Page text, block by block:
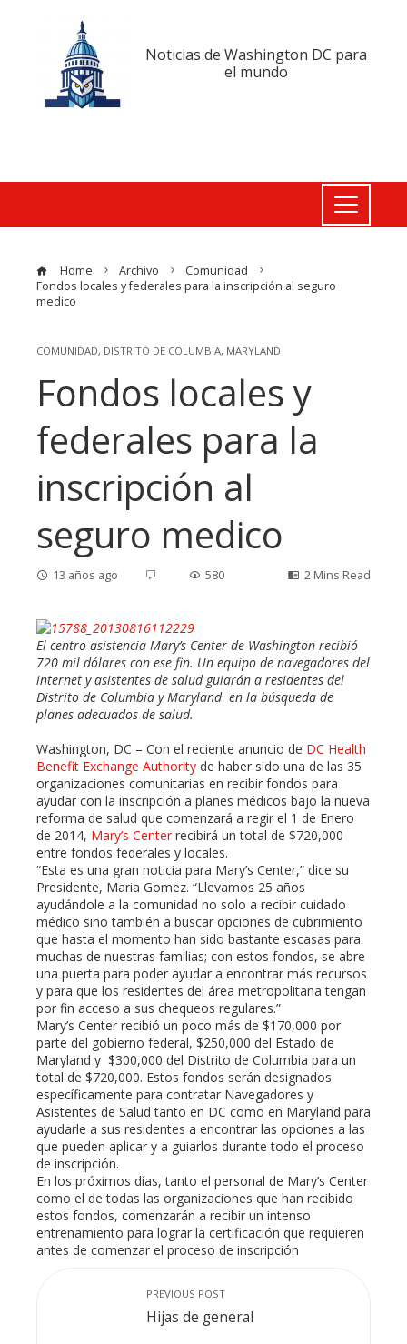
Noticias de Washington DC para
el mundo
Home Archivo
Comunidad
Fondos locales y federales para la inscripción al seguro
medico
COMUNIDAD, DISTRITO DE COLUMBIA, MARYLAND
Fondos locales y
federales para la
inscripción al
seguro medico
13 años ago 580 2 Mins Read
El centro asistencia Mary’s Center de Washington recibió
720 mil dólares con ese fin. Un equipo de navegadores del
internet y asistentes de salud guiarán a residentes del
Distrito de Columbia y Maryland en la búsqueda de
planes adecuados de salud.
Washington, DC – Con el reciente anuncio de DC Health
Benefit Exchange Authority de haber sido una de las 35
organizaciones comunitarias en recibir fondos para
ayudar con la inscripción a planes médicos bajo la nueva
reforma de salud que comenzará a regir el 1 de Enero
de 2014, Mary’s Center recibirá un total de $720,000
entre fondos federales y locales.
“Esta es una gran noticia para Mary’s Center,” dice su
Presidente, Maria Gomez. “Llevamos 25 años
ayudándole a la comunidad no solo a recibir cuidado
médico sino también a buscar opciones de cubrimiento
que hasta el momento han sido bastante escasas para
muchas de nuestras familias; con estos fondos, se abre
una puerta para poder ayudar a encontrar más recursos
y para que los residentes del área metropolitana tengan
por fin acceso a sus chequeos regulares.”
Mary’s Center recibió un poco más de $170,000 por
parte del gobierno federal, $250,000 del Estado de
Maryland y $300,000 del Distrito de Columbia para un
total de $720,000. Estos fondos serán designados
específicamente para contratar Navegadores y
Asistentes de Salud tanto en DC como en Maryland para
ayudarle a sus residentes a encontrar las opciones a las
que pueden aplicar y a guiarlos durante todo el proceso
de inscripción.
En los próximos días, tanto el personal de Mary’s Center
como el de todas las organizaciones que han recibido
estos fondos, comenzarán a recibir un intenso
entrenamiento para lograr la certificación que requieren
antes de comenzar el proceso de inscripción
PREVIOUS POST
Hijas de general